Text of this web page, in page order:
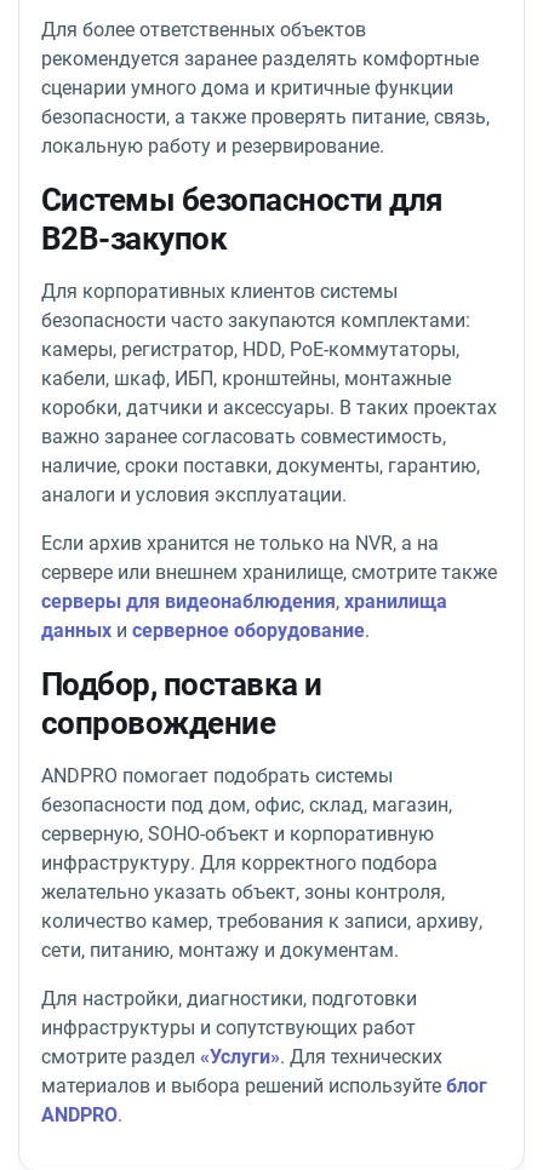
Для более ответственных объектов
рекомендуется заранее разделять комфортные
сценарии умного дома и критичные функции
безопасности, а также проверять питание, связь,
локальную работу и резервирование.
Системы безопасности для
B2B-закупок
Для корпоративных клиентов системы
безопасности часто закупаются комплектами:
камеры, регистратор, HDD, PoE-коммутаторы,
кабели, шкаф, ИБП, кронштейны, монтажные
коробки, датчики и аксессуары. В таких проектах
важно заранее согласовать совместимость,
наличие, сроки поставки, документы, гарантию,
аналоги и условия эксплуатации.
Если архив хранится не только на NVR, а на
сервере или внешнем хранилище, смотрите также
серверы для видеонаблюдения, хранилища
данных и серверное оборудование.
Подбор, поставка и
сопровождение
ANDPRO помогает подобрать системы
безопасности под дом, офис, склад, магазин,
серверную, SOHO-объект и корпоративную
инфраструктуру. Для корректного подбора
желательно указать объект, зоны контроля,
количество камер, требования к записи, архиву,
сети, питанию, монтажу и документам.
Для настройки, диагностики, подготовки
инфраструктуры и сопутствующих работ
смотрите раздел «Услуги». Для технических
материалов и выбора решений используйте блог
ANDPRO.